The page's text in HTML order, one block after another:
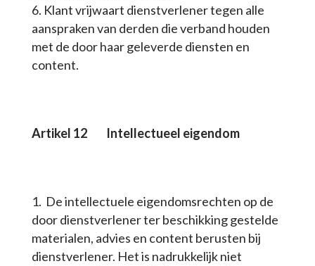
Klant vrijwaart dienstverlener tegen alle
aanspraken van derden die verband houden
met de door haar geleverde diensten en
content.
Artikel 12Intellectueel eigendom
De intellectuele eigendomsrechten op de
door dienstverlener ter beschikking gestelde
materialen, advies en content berusten bij
dienstverlener. Het is nadrukkelijk niet